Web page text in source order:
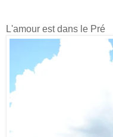
L'amour est dans le Pré